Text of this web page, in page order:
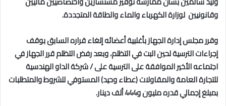
وقانونيين لوزارة الكهرباء والماء والطاقة المتجددة.
وقرر مجلس إدارة الجهاز بأغلبية أعضائه إلغاء قراره السابق بوقف
إجراءات الترسية لحين البت في التظلم، وبعد رفض التظلم قرر الجهاز في
اجتماعه الأخير الموافقة على الترسية على / شركة الداو الهندسية
للتجارة العامة والمقاولات (عطاء وحيد) المستوفي للشروط والمتطلبات
بمبلغ إجمالي قدره مليون و444 ألف دينار.